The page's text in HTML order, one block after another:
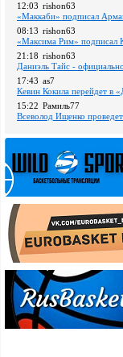
12:03 rishon63
«Маккаби» подписал
08:13 rishon63
«Максима Рим» подписал
21:18 rishon63
Даниэль Тайс -
17:43 as7
Кевин Кокила перейдет в
15:22 Рамиль77
Всеволод Ищенко